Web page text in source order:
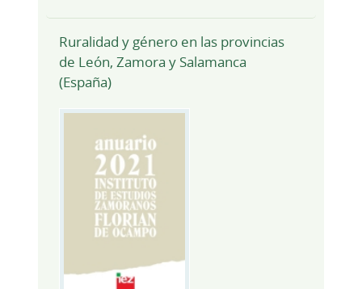
Ruralidad y género en las provincias
de León, Zamora y Salamanca
(España)